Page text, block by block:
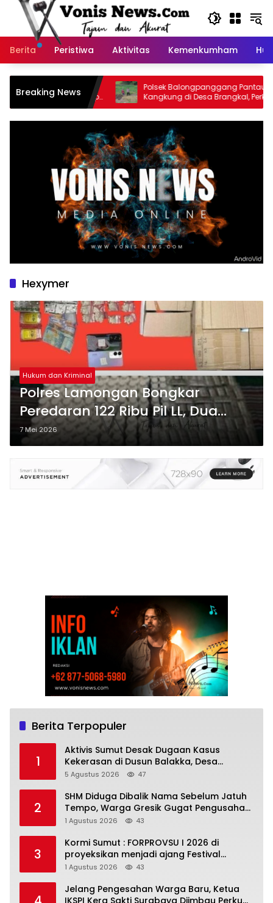
Langsung
Berita
Peristiwa Aktivitas Kemenkumham
Breaking News
Dapat BBM
dan YALPK Group
Polsek Balongpanggang Pantau Lahan
Kangkung di Desa Brangkal, Perkuat
Dukungan Ketahanan Pangan Nasional
Hexymer
Hukum dan Kriminal
Polres Lamongan Bongkar
Peredaran 122 Ribu Pil LL, Dua
Pengedar Asal Aceh dan Binjai
Ditangkap
7 Mei 2026
Berita Terpopuler
1
Aktivis Sumut Desak Dugaan Kasus
Kekerasan di Dusun Balakka, Desa
Gunung Malintang Diusut Tuntas
5 Agustus 2026 47
2
SHM Diduga Dibalik Nama Sebelum Jatuh
Tempo, Warga Gresik Gugat Pengusaha
Rokok dan Somasi Kepala Desa
1 Agustus 2026 43
3
Kormi Sumut : FORPROVSU I 2026 di
proyeksikan menjadi ajang Festival
Olahraga Masyarakat dengan Pegiat
1 Agustus 2026 43
Jelang Pengesahan Warga Baru, Ketua